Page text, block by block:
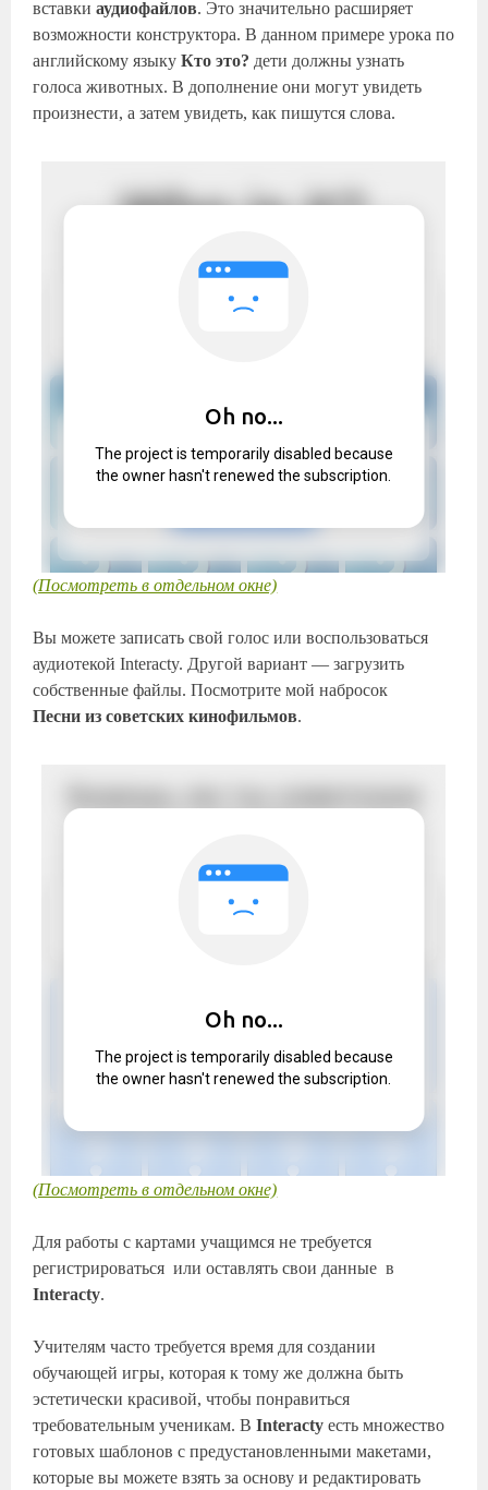
вставкиаудиофайлов. Это значительно расширяет
возможности конструктора. В данном примере урока по
английскому языкуКто это? дети должны узнать
голоса животных. В дополнение они могут увидеть
произнести, а затем увидеть, как пишутся слова.
(Посмотреть в отдельном окне)
Вы можете записать свой голос или воспользоваться
аудиотекой Interacty. Другой вариант — загрузить
собственные файлы. Посмотрите мой набросок
Песни из советских кинофильмов.
(Посмотреть в отдельном окне)
Для работы с картами учащимся не требуется
регистрироваться или оставлять свои данные в
Interacty.
Учителям часто требуется время для создании
обучающей игры, которая к тому же должна быть
эстетически красивой, чтобы понравиться
требовательным ученикам. ВInteracty есть множество
готовых шаблонов с предустановленными макетами,
которые вы можете взять за основу и редактировать